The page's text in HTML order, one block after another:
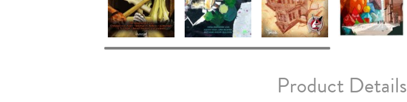
Product Details